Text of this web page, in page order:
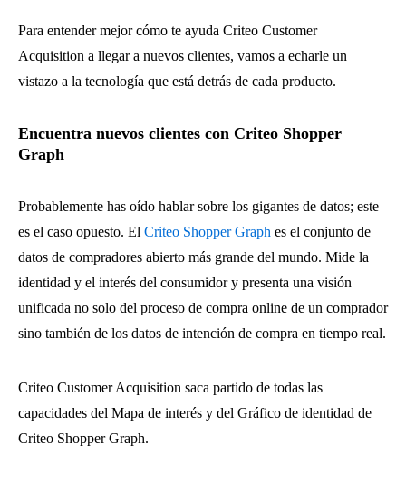
Para entender mejor cómo te ayuda Criteo Customer
Acquisition a llegar a nuevos clientes, vamos a echarle un
vistazo a la tecnología que está detrás de cada producto.
Encuentra nuevos clientes con Criteo Shopper
Graph
Probablemente has oído hablar sobre los gigantes de datos; este
es el caso opuesto. El Criteo Shopper Graph es el conjunto de
datos de compradores abierto más grande del mundo. Mide la
identidad y el interés del consumidor y presenta una visión
unificada no solo del proceso de compra online de un comprador
sino también de los datos de intención de compra en tiempo real.
Criteo Customer Acquisition saca partido de todas las
capacidades del Mapa de interés y del Gráfico de identidad de
Criteo Shopper Graph.